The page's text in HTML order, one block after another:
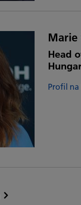
Marie
Head
Profil